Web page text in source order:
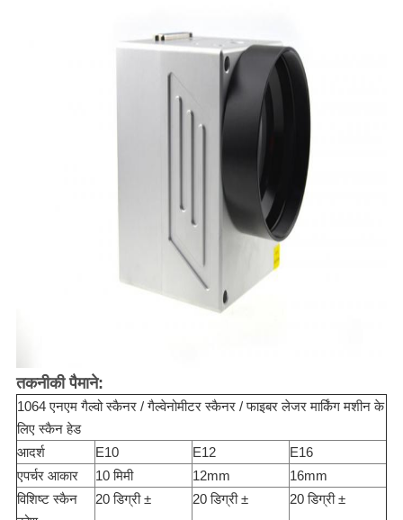
तकनीकी पैमाने:
1064 एनएम गैल्वो स्कैनर / गैल्वेनोमीटर स्कैनर / फाइबर लेजर मार्किंग मशीन के
लिए स्कैन हेड
आदर्श
E10 E12
E16
एपर्चर आकार
10 मिमी 12mm
16mm
विशिष्ट स्कैन
20 डिग्री ± 20 डिग्री ± 20 डिग्री ±